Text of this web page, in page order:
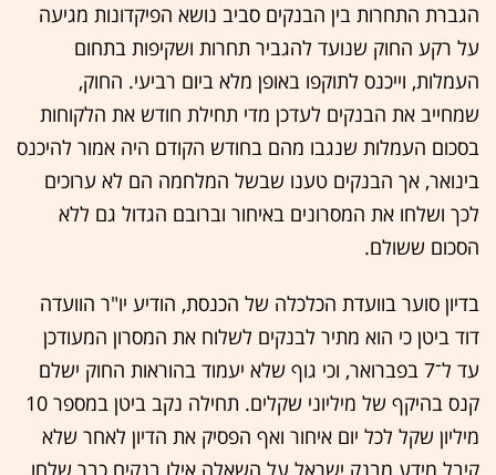
הגברת התחרות בין הבנקים סביב נושא הפיקדונות מגיעה
על רקע החוק שנועד להגביר תחרות ושקיפות בתחום
העמלות, וייכנס לתוקפו באופן מלא ביום רביעי. החוק,
שמחייב את הבנקים לעדכן מדי תחילת חודש את הלקוחות
בסכום העמלות שנגבו מהם בחודש הקודם היה אמור להיכנס
בינואר, אך הבנקים טענו שבשל המלחמה הם לא ערוכים
לכך ושלחו את המסרונים באיחור וברובם הגדול גם ללא
הסכום ששולם.
בדיון סוער בוועדת הכלכלה של הכנסת, הודיע יו"ר הוועדה
דוד ביטן כי הוא מתיר לבנקים לשלוח את המסרון המעודכן
עד ל־7 בפברואר, וכי גוף שלא יעמוד בהוראות החוק ישלם
קנס בהיקף של מיליוני שקלים. תחילה נקב ביטן במספר 10
מיליון שקל לכל יום איחור ואף הפסיק את הדיון לאחר שלא